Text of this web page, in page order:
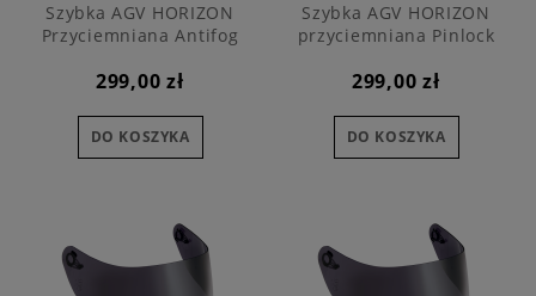
Szybka AGV HORIZON
Przyciemniana Antifog
299,00 zł
DO KOSZYKA
Szybka AGV HORIZON
przyciemniana Pinlock
299,00 zł
DO KOSZYKA